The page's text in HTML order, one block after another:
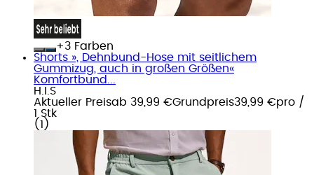
+
Farben
Shorts », Dehnbund-Hose mit seitlichem
Gummizug, auch in großen Größen«
Komfortbund...
H.I.S
Aktueller Preisab 39,99 €Grundpreis39,99 €pro /
1 Stk
( 1 )